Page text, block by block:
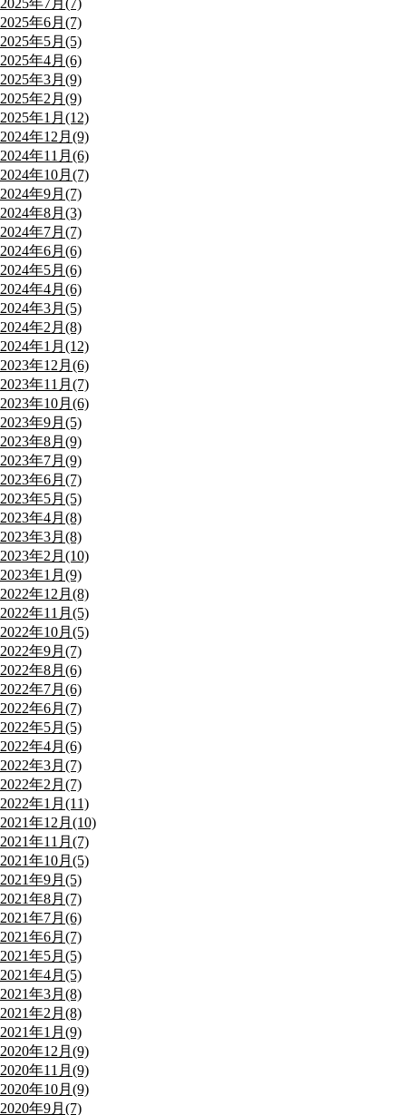
2025年7月(7)
2025年6月(7)
2025年5月(5)
2025年4月(6)
2025年3月(9)
2025年2月(9)
2025年1月(12)
2024年12月(9)
2024年11月(6)
2024年10月(7)
2024年9月(7)
2024年8月(3)
2024年7月(7)
2024年6月(6)
2024年5月(6)
2024年4月(6)
2024年3月(5)
2024年2月(8)
2024年1月(12)
2023年12月(6)
2023年11月(7)
2023年10月(6)
2023年9月(5)
2023年8月(9)
2023年7月(9)
2023年6月(7)
2023年5月(5)
2023年4月(8)
2023年3月(8)
2023年2月(10)
2023年1月(9)
2022年12月(8)
2022年11月(5)
2022年10月(5)
2022年9月(7)
2022年8月(6)
2022年7月(6)
2022年6月(7)
2022年5月(5)
2022年4月(6)
2022年3月(7)
2022年2月(7)
2022年1月(11)
2021年12月(10)
2021年11月(7)
2021年10月(5)
2021年9月(5)
2021年8月(7)
2021年7月(6)
2021年6月(7)
2021年5月(5)
2021年4月(5)
2021年3月(8)
2021年2月(8)
2021年1月(9)
2020年12月(9)
2020年11月(9)
2020年10月(9)
2020年9月(7)